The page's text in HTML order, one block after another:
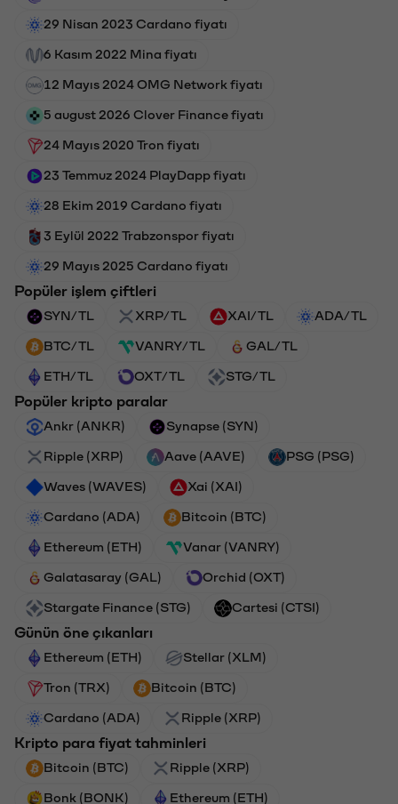
29 Nisan 2023 Cardano fiyatı
6 Kasım 2022 Mina fiyatı
12 Mayıs 2024 OMG Network fiyatı
5 august 2026 Clover Finance fiyatı
24 Mayıs 2020 Tron fiyatı
23 Temmuz 2024 PlayDapp fiyatı
28 Ekim 2019 Cardano fiyatı
3 Eylül 2022 Trabzonspor fiyatı
29 Mayıs 2025 Cardano fiyatı
Popüler işlem çiftleri
SYN/TL XRP/TL XAI/TL ADA/TL
BTC/TL VANRY/TL GAL/TL
ETH/TL OXT/TL STG/TL
Popüler kripto paralar
Ankr (ANKR) Synapse (SYN)
Ripple (XRP) Aave (AAVE) PSG (PSG)
Waves (WAVES) Xai (XAI)
Cardano (ADA) Bitcoin (BTC)
Ethereum (ETH) Vanar (VANRY)
Galatasaray (GAL) Orchid (OXT)
Stargate Finance (STG) Cartesi (CTSI)
Günün öne çıkanları
Ethereum (ETH) Stellar (XLM)
Tron (TRX) Bitcoin (BTC)
Cardano (ADA) Ripple (XRP)
Kripto para fiyat tahminleri
Bitcoin (BTC) Ripple (XRP)
Bonk (BONK) Ethereum (ETH)